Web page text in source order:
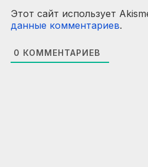
Этот сайт использует
данные комментариев.
0 КОММЕНТАРИЕВ